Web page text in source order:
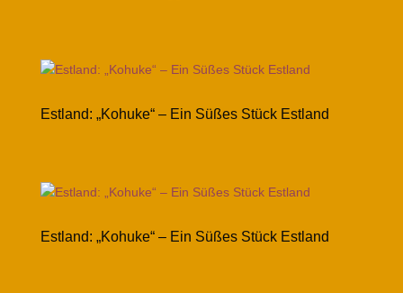
Estland: „Kohuke“ – Ein Süßes Stück Estland
Estland: „Kohuke“ – Ein Süßes Stück Estland